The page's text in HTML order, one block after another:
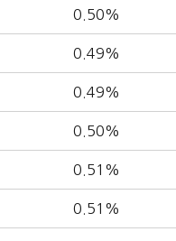
0.50%
0.49%
0.49%
0.50%
0.51%
0.51%